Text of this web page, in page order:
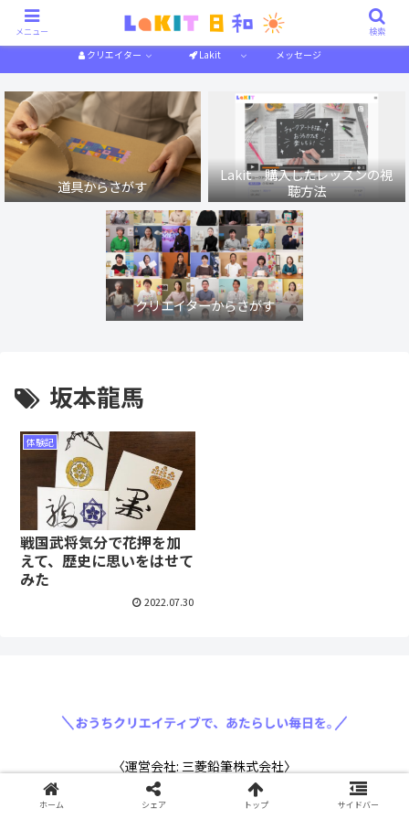
作り方解説 特集一覧
クリエイター Lakit メッセージ
道具からさがす
Lakit 購入したレッスンの視
聴方法
クリエイターからさがす
坂本龍馬
体験記
戦国武将気分で花押を加
えて、歴史に思いをはせて
みた
2022.07.30
〈運営会社: 三菱鉛筆株式会社〉
メニュー 検索
ホーム シェア トップ サイドバー